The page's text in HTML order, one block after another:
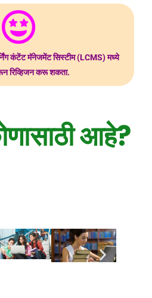
कंटेंट मॅनेजमेंट सिस्टीम (LCMS) मध्ये
रिव्हिजन करू शकता.
आहे?